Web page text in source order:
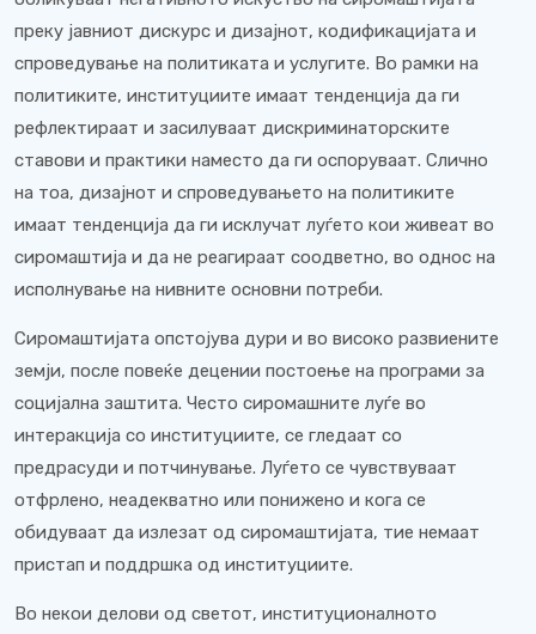
преку јавниот дискурс и дизајнот, кодификацијата и
спроведување на политиката и услугите. Во рамки на
политиките, институциите имаат тенденција да ги
рефлектираат и засилуваат дискриминаторските
ставови и практики наместо да ги оспоруваат. Слично
на тоа, дизајнот и спроведувањето на политиките
имаат тенденција да ги исклучат луѓето кои живеат во
сиромаштија и да не реагираат соодветно, во однос на
исполнување на нивните основни потреби.
Сиромаштијата опстојува дури и во високо развиените
земји, после повеќе децении постоење на програми за
социјална заштита. Често сиромашните луѓе во
интеракција со институциите, се гледаат со
предрасуди и потчинување. Луѓето се чувствуваат
отфрлено, неадекватно или понижено и кога се
обидуваат да излезат од сиромаштијата, тие немаат
пристап и поддршка од институциите.
Во некои делови од светот, институционалното